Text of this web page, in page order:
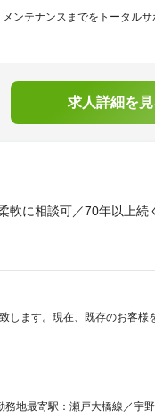
ンテナンスまでをトータルサ
求人詳細を見
軟に相談可／70年以上続
ます。現在、既存のお客様
地最寄駅：瀬戸大橋線／宇